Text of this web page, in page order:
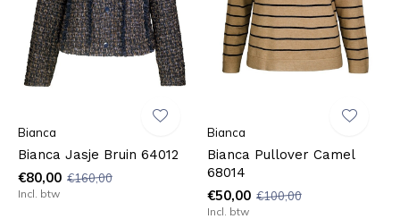
Bianca
Bianca Jasje Bruin 64012
€80,00 €160,00
Incl. btw
Bianca
Bianca Pullover Camel
68014
€50,00 €100,00
Incl. btw